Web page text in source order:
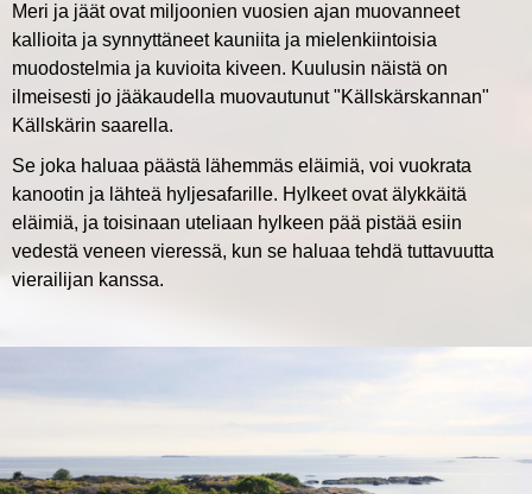
Meri ja jäät ovat miljoonien vuosien ajan muovanneet
kallioita ja synnyttäneet kauniita ja mielenkiintoisia
muodostelmia ja kuvioita kiveen. Kuulusin näistä on
ilmeisesti jo jääkaudella muovautunut "Källskärskannan"
Källskärin saarella.
Se joka haluaa päästä lähemmäs eläimiä, voi vuokrata
kanootin ja lähteä hyljesafarille. Hylkeet ovat älykkäitä
eläimiä, ja toisinaan uteliaan hylkeen pää pistää esiin
vedestä veneen vieressä, kun se haluaa tehdä tuttavuutta
vierailijan kanssa.